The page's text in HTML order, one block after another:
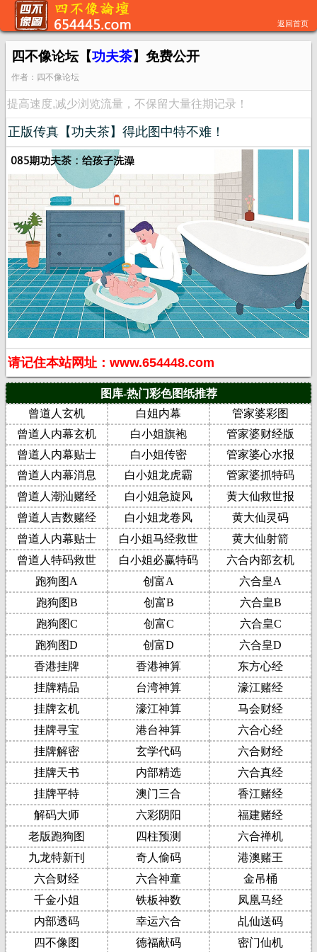
返回首页
四不像论坛【功夫茶】免费公开
作者：四不像论坛
提高速度,减少浏览流量，不保留大量往期记录！
正版传真【功夫茶】得此图中特不难！
请记住本站网址：www.654448.com
图库-热门彩色图纸推荐
曾道人玄机
白姐内幕
管家婆彩图
曾道人内幕玄机
白小姐旗袍
管家婆财经版
曾道人内幕贴士
白小姐传密
管家婆心水报
曾道人内幕消息
白小姐龙虎霸
管家婆抓特码
曾道人潮汕赌经
白小姐急旋风
黄大仙救世报
曾道人吉数赌经
白小姐龙卷风
黄大仙灵码
曾道人内幕贴士
白小姐马经救世
黄大仙射箭
曾道人特码救世
白小姐必赢特码
六合内部玄机
跑狗图A
创富A
六合皇A
跑狗图B
创富B
六合皇B
跑狗图C
创富C
六合皇C
跑狗图D
创富D
六合皇D
香港挂牌
香港神算
东方心经
挂牌精品
台湾神算
濠江赌经
挂牌玄机
濠江神算
马会财经
挂牌寻宝
港台神算
六合心经
挂牌解密
玄学代码
六合财经
挂牌天书
内部精选
六合真经
挂牌平特
澳门三合
香江赌经
解码大师
六彩阴阳
福建赌经
老版跑狗图
四柱预测
六合禅机
九龙特新刊
奇人偷码
港澳赌王
六合财经
六合神童
金吊桶
千金小姐
铁板神数
凤凰马经
内部透码
幸运六合
乩仙送码
四不像图
德福献码 密门仙机